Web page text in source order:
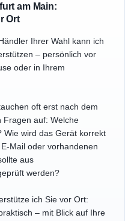
am Main:
Ort
Ihrer Wahl kann ich
– persönlich vor
oder in Ihrem
oft erst nach dem
Fragen auf: Welche
Wie wird das Gerät korrekt
Mail oder vorhandenen
aus
werden?
ich Sie vor Ort:
– mit Blick auf Ihre